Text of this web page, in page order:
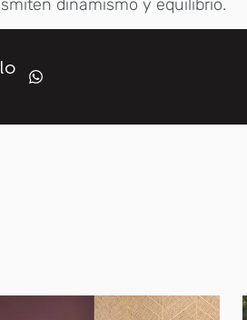
dinamismo y equilibrio.